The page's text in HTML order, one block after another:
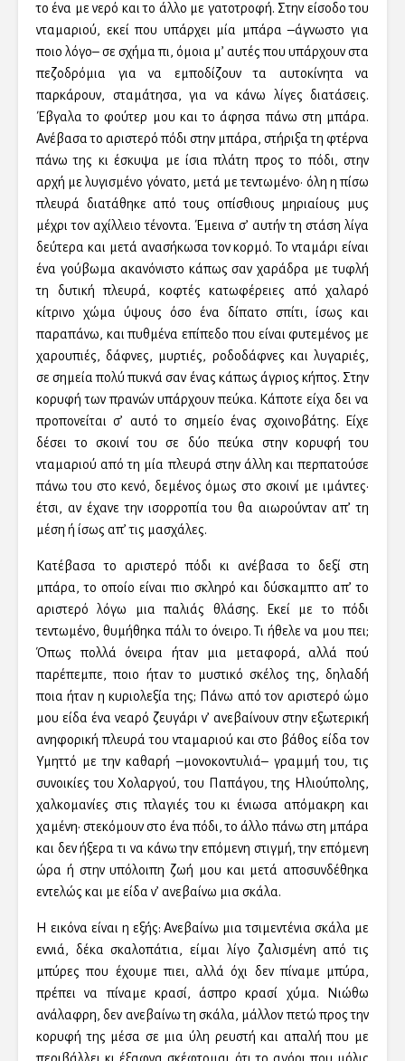
το ένα με νερό και το άλλο με γατοτροφή. Στην είσοδο του
νταμαριού, εκεί που υπάρχει μία μπάρα –άγνωστο για
ποιο λόγο– σε σχήμα πι, όμοια μ’ αυτές που υπάρχουν στα
πεζοδρόμια για να εμποδίζουν τα αυτοκίνητα να
παρκάρουν, σταμάτησα, για να κάνω λίγες διατάσεις.
Έβγαλα το φούτερ μου και το άφησα πάνω στη μπάρα.
Ανέβασα το αριστερό πόδι στην μπάρα, στήριξα τη φτέρνα
πάνω της κι έσκυψα με ίσια πλάτη προς το πόδι, στην
αρχή με λυγισμένο γόνατο, μετά με τεντωμένο· όλη η πίσω
πλευρά διατάθηκε από τους οπίσθιους μηριαίους μυς
μέχρι τον αχίλλειο τένοντα. Έμεινα σ’ αυτήν τη στάση λίγα
δεύτερα και μετά ανασήκωσα τον κορμό. Το νταμάρι είναι
ένα γούβωμα ακανόνιστο κάπως σαν χαράδρα με τυφλή
τη δυτική πλευρά, κοφτές κατωφέρειες από χαλαρό
κίτρινο χώμα ύψους όσο ένα δίπατο σπίτι, ίσως και
παραπάνω, και πυθμένα επίπεδο που είναι φυτεμένος με
χαρουπιές, δάφνες, μυρτιές, ροδοδάφνες και λυγαριές,
σε σημεία πολύ πυκνά σαν ένας κάπως άγριος κήπος. Στην
κορυφή των πρανών υπάρχουν πεύκα. Κάποτε είχα δει να
προπονείται σ’ αυτό το σημείο ένας σχοινοβάτης. Είχε
δέσει το σκοινί του σε δύο πεύκα στην κορυφή του
νταμαριού από τη μία πλευρά στην άλλη και περπατούσε
πάνω του στο κενό, δεμένος όμως στο σκοινί με ιμάντες·
έτσι, αν έχανε την ισορροπία του θα αιωρούνταν απ’ τη
μέση ή ίσως απ’ τις μασχάλες.
Κατέβασα το αριστερό πόδι κι ανέβασα το δεξί στη
μπάρα, το οποίο είναι πιο σκληρό και δύσκαμπτο απ’ το
αριστερό λόγω μια παλιάς θλάσης. Εκεί με το πόδι
τεντωμένο, θυμήθηκα πάλι το όνειρο. Τι ήθελε να μου πει;
Όπως πολλά όνειρα ήταν μια μεταφορά, αλλά πού
παρέπεμπε, ποιο ήταν το μυστικό σκέλος της, δηλαδή
ποια ήταν η κυριολεξία της; Πάνω από τον αριστερό ώμο
μου είδα ένα νεαρό ζευγάρι ν’ ανεβαίνουν στην εξωτερική
ανηφορική πλευρά του νταμαριού και στο βάθος είδα τον
Υμηττό με την καθαρή –μονοκοντυλιά– γραμμή του, τις
συνοικίες του Χολαργού, του Παπάγου, της Ηλιούπολης,
χαλκομανίες στις πλαγιές του κι ένιωσα απόμακρη και
χαμένη· στεκόμουν στο ένα πόδι, το άλλο πάνω στη μπάρα
και δεν ήξερα τι να κάνω την επόμενη στιγμή, την επόμενη
ώρα ή στην υπόλοιπη ζωή μου και μετά αποσυνδέθηκα
εντελώς και με είδα ν’ ανεβαίνω μια σκάλα.
Η εικόνα είναι η εξής: Ανεβαίνω μια τσιμεντένια σκάλα με
εννιά, δέκα σκαλοπάτια, είμαι λίγο ζαλισμένη από τις
μπύρες που έχουμε πιει, αλλά όχι δεν πίναμε μπύρα,
πρέπει να πίναμε κρασί, άσπρο κρασί χύμα. Νιώθω
ανάλαφρη, δεν ανεβαίνω τη σκάλα, μάλλον πετώ προς την
κορυφή της μέσα σε μια ύλη ρευστή και απαλή που με